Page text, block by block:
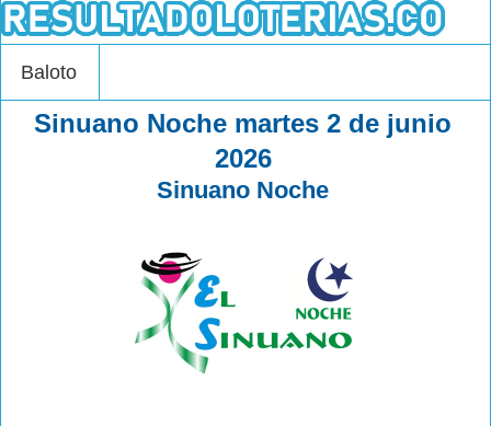
Baloto
Sinuano Noche martes 2 de junio
2026
Sinuano Noche